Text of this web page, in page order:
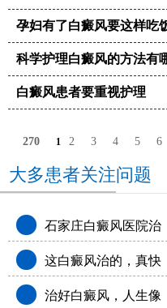
孕妇有了白癜风要这样吃
科学护理白癜风的方法有
白癜风患者要重视护理
270 1 2 3 4 5 6
大多患者关注问题
石家庄白癜风医院治
疗怎么样这白癜风治的，真快
呀! 治好白癜风，人生像